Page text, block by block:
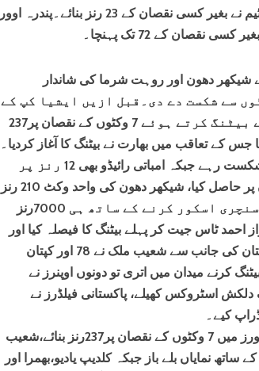
نے پہلا اوور پھینکا، 5 اوور کے اختتام پر مخالف ٹیم نے بغیر کسی نقصان کے 23 رنز بنائے۔پندرہ اوور
کے 72 تک پہنچا۔
شیکھر دھون اور روہت شرما کی شاندار
کی بدولت پاکستان ک باآسانی 9 وکٹوں سے شکست دے دی۔قبل ازیں ایشیا کپ کے
سب سے اہم ٹاکرے میں پاکستان نے پہلے بیٹنگ کرتے ہوئے 7 وکٹوں کے نقصان پر237
مجموعے کا ہدف دیا جس کے تعاقب میں بھارت نے بیٹنگ کا آغاز کردیا۔
بھارتی کپتان روہت شرما 111 رنز بنا کرناقابل شکست رہے جبکہ امباتی رائیڈو بھی 12 رنز پر
ناٹ آؤٹ رہے، بھارت نے ہدف 39.3 گیندوں پر حاصل کیا، شیکھر دھون کی واحد وکٹ 210 رنز
پر گری۔روہت شرما نے اپنے کیرئر کی 19ویں سنچری اسکور کرنے کے ساتھ ہی 7000رنز
ٹاس جیت کر پہلے بیٹنگ کا فیصلہ کیا اور
اسکور بورڈ پر 237 رنز کا مجموعہ سجایا، پاکستان کی جانب سے شعیب ملک نے 78 اور کپتان
ٹیم جیت بیٹنگ کرنے میدان میں اتری تو دونوں اوپنرز نے
دلکش اسٹروکس کھیلے، پاکستانی فیلڈرز نے
کیے۔
پاکستان نے پہلے بیٹنگ کرتے ہوئے مقررہ 50 اوورز میں 7 وکٹوں کے نقصان پر237رنز بنائے،شعیب
44 اورآصف علی 30 رنز کے ساتھ نمایاں بلے باز جبکہ کلدیپ یادیو،بھمرا اور